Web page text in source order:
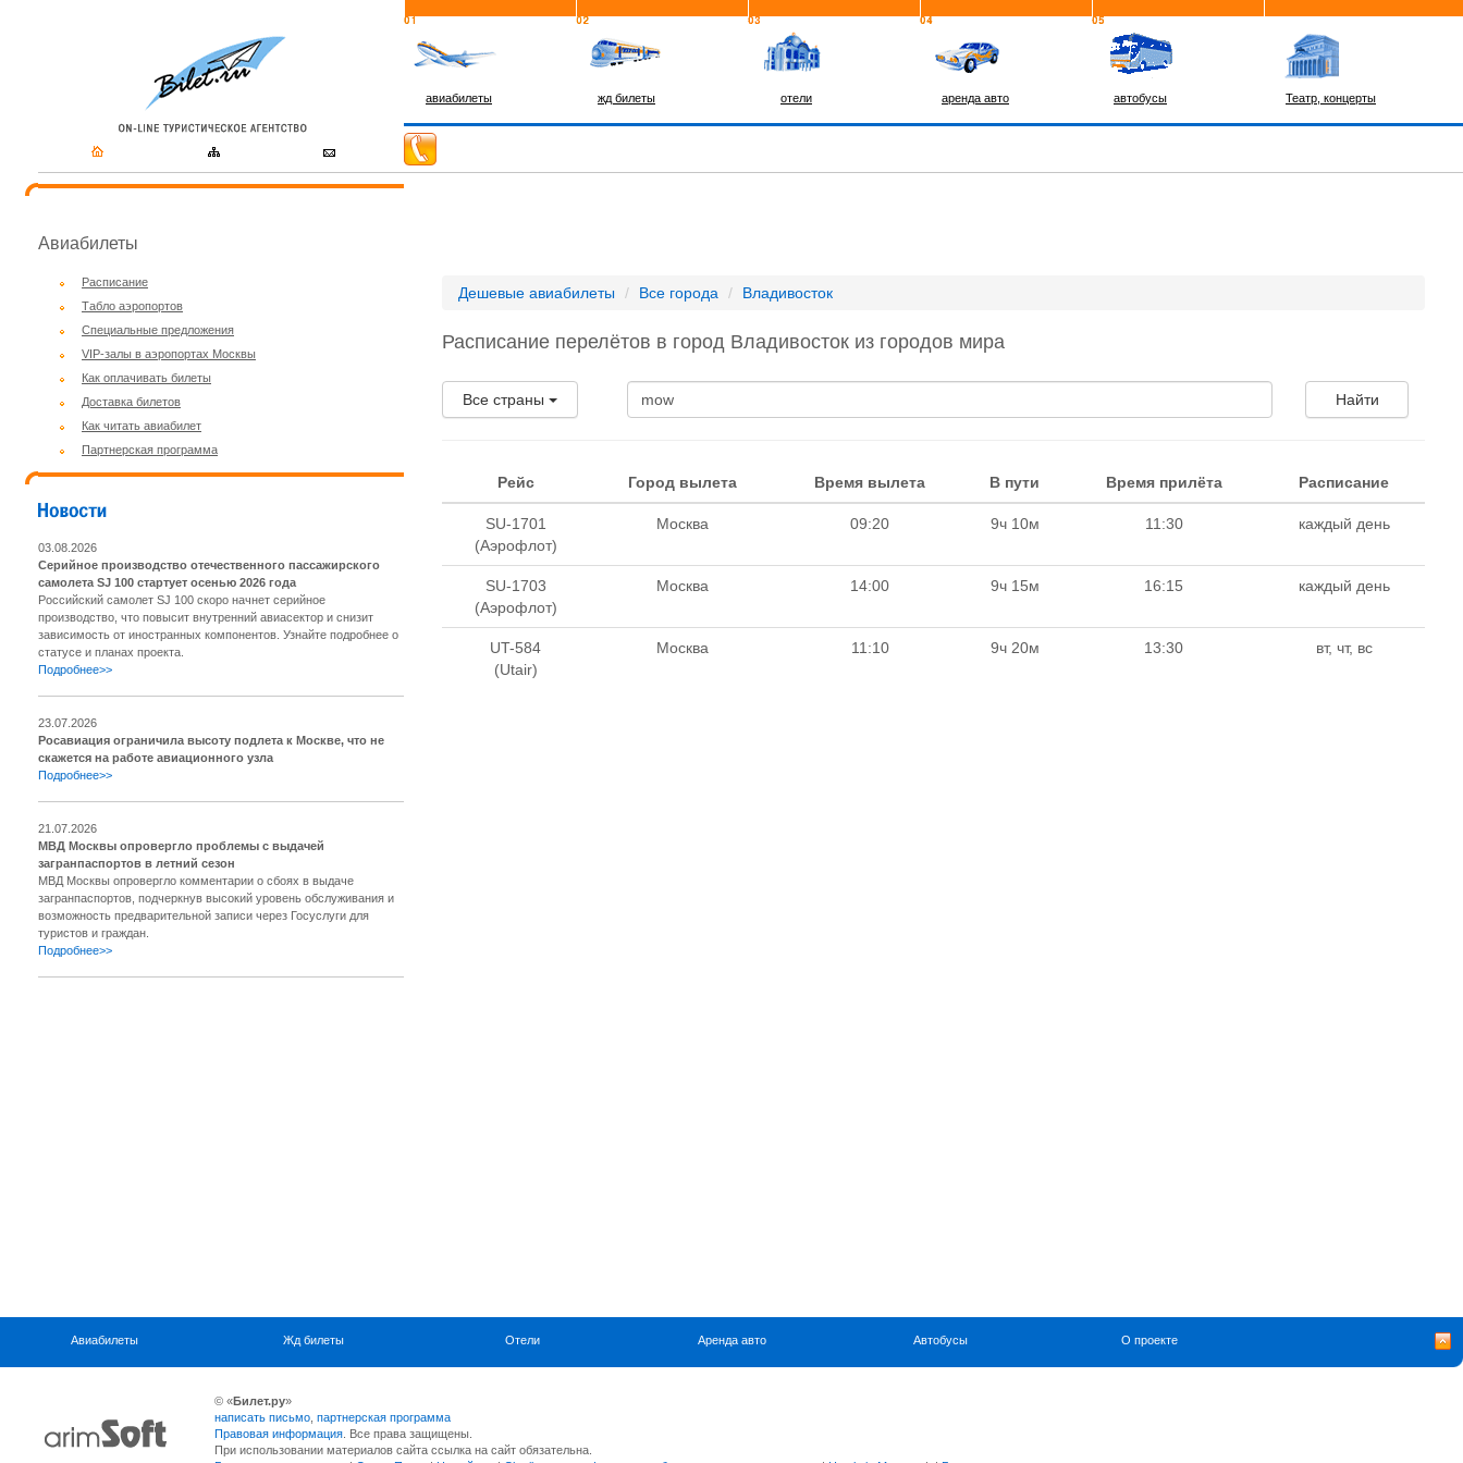
авиабилеты жд билеты отели аренда авто автобусы Театр, концерты
Авиабилеты
Расписание
Табло аэропортов
Специальные предложения
VIP-залы в аэропортах Москвы
Как оплачивать билеты
Доставка билетов
Как читать авиабилет
Партнерская программа
03.08.2026
Серийное производство отечественного пассажирского
самолета SJ 100 стартует осенью 2026 года
Российский самолет SJ 100 скоро начнет серийное
производство, что повысит внутренний авиасектор и снизит
зависимость от иностранных компонентов. Узнайте подробнее о
статусе и планах проекта.
Подробнее>>
23.07.2026
Росавиация ограничила высоту подлета к Москве, что не
скажется на работе авиационного узла
Подробнее>>
21.07.2026
МВД Москвы опровергло проблемы с выдачей
загранпаспортов в летний сезон
МВД Москвы опровергло комментарии о сбоях в выдаче
загранпаспортов, подчеркнув высокий уровень обслуживания и
возможность предварительной записи через Госуслуги для
туристов и граждан.
Подробнее>>
Дешевые авиабилеты Все города Владивосток
Расписание перелётов в город Владивосток из городов мира
Все страны
Рейс Город вылета Время вылета В пути Время прилёта Расписание
SU-1701
(Аэрофлот)
Москва 09:20 9ч 10м 11:30 каждый день
SU-1703
(Аэрофлот)
Москва 14:00 9ч 15м 16:15 каждый день
UT-584
(Utair)
Москва 11:10 9ч 20м 13:30 вт, чт, вс
Авиабилеты Жд билеты Отели Аренда авто Автобусы О проекте
© «Билет.ру»
написать письмо партнерская программа
Правовая информация . Все права защищены.
При использовании материалов сайта ссылка на сайт обязательна.